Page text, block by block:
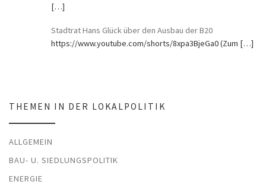
[…]
Stadtrat Hans Glück über den Ausbau der B20
https://www.youtube.com/shorts/8xpa3BjeGa0 (Zum […]
THEMEN IN DER LOKALPOLITIK
ALLGEMEIN
BAU- U. SIEDLUNGSPOLITIK
ENERGIE